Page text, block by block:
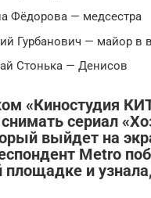
Фёдорова — медсестра
Гурбанович — майор в
Стонька — Денисов
«Киностудия
сериал
выйдет на
Metro
площадке и